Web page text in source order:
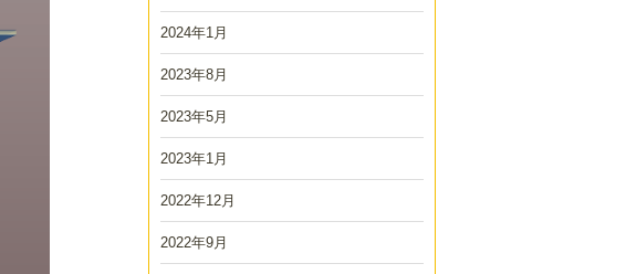
2024年1月
2023年8月
2023年5月
2023年1月
2022年12月
2022年9月